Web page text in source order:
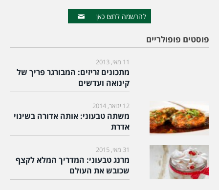
להרשמה לחצו כאן
פוסטים פופולריים
11 מאי, 2013
מתכונים זריזים: המבורגר פריך של
קינואה ועדשים
12 ינואר, 2014
משתה טבעוני: אותה אדורה בשינוי
אדרת
31 מאי, 2015
מרנג טבעוני: המדריך המלא לקצף
שכובש את העולם